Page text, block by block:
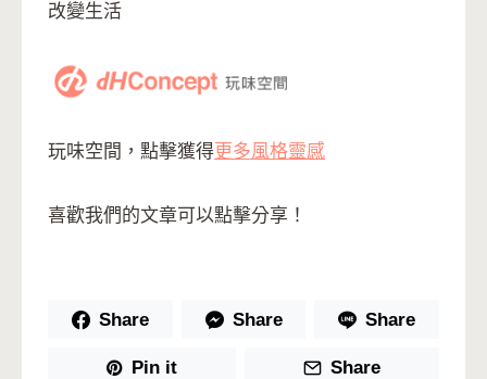
改變生活
玩味空間，點擊獲得更多風格靈感
喜歡我們的文章可以點擊分享！
Share Share Share
Pin it Share